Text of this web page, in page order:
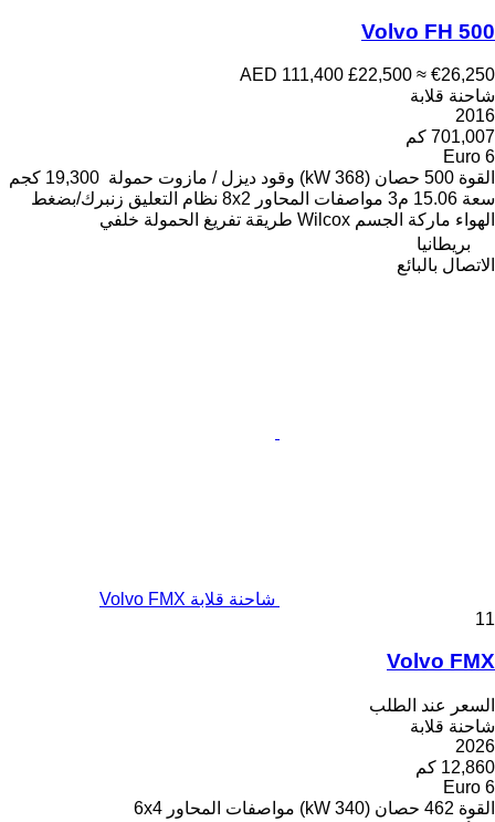
Volvo FH 500
AED 111,400 £22,500 ≈ €26,250
شاحنة قلابة
2016
701,007 كم
Euro 6
القوة 500 حصان (368 kW) وقود ديزل / مازوت حمولة 19,300 كجم
سعة 15.06 م3 مواصفات المحاور 8x2 نظام التعليق زنبرك/بضغط
الهواء ماركة الجسم Wilcox طريقة تفريغ الحمولة خلفي
بريطانيا
الاتصال بالبائع
شاحنة قلابة Volvo FMX
11
Volvo FMX
السعر عند الطلب
شاحنة قلابة
2026
12,860 كم
Euro 6
القوة 462 حصان (340 kW) مواصفات المحاور 6x4